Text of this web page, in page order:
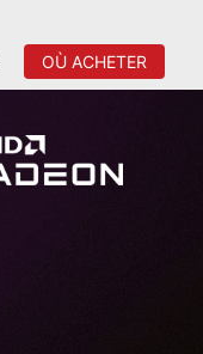
OÙ ACHETER